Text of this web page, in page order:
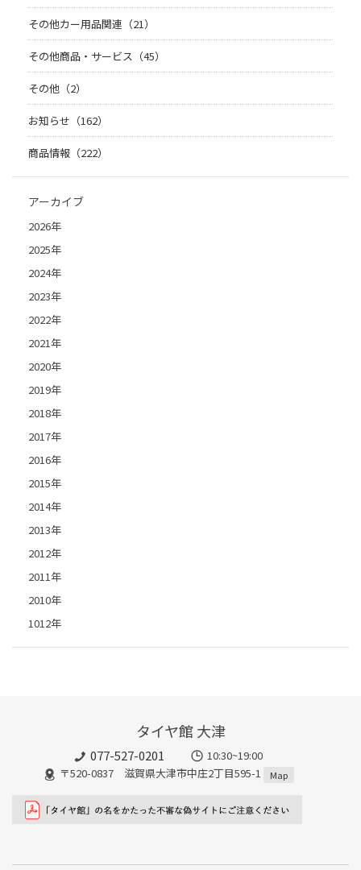
その他カー用品関連（21）
その他商品・サービス（45）
その他（2）
お知らせ（162）
商品情報（222）
アーカイブ
2026年
2025年
2024年
2023年
2022年
2021年
2020年
2019年
2018年
2017年
2016年
2015年
2014年
2013年
2012年
2011年
2010年
1012年
タイヤ館 大津
077-527-0201
10:30~19:00
〒520-0837 滋賀県大津市中庄2丁目595-1
Map